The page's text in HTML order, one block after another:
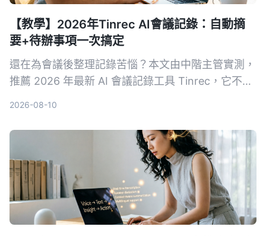
【教學】2026年Tinrec AI會議記錄：自動摘
要+待辦事項一次搞定
還在為會議後整理記錄苦惱？本文由中階主管實測，
推薦 2026 年最新 AI 會議記錄工具 Tinrec，它不只
2026-08-10